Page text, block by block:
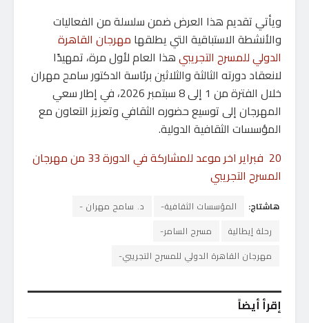
ويأتي تقديم هذا العرض ضمن سلسلة من الفعاليات
والأنشطة الاستباقية التي يطلقها مهرجان القاهرة
الدولي للمسرح التجريبيهذا العام لأول مرة، تمهيدًا
لانعقاد دورته الثالثة والثلاثين برئاسة الدكتور سامح مهران
خلال الفترة من 1 إلى 8 سبتمبر 2026، في إطار سعي
المهرجان إلى توسيع حضوره الثقافي وتعزيز التعاون مع
المؤسسات الثقافية الدولية.
20 فبراير اخر موعد للمشاركة في الدورة 33 من مهرجان
المسرح التجريبي
هاشتاج: المؤسسات الثقافية-
د. سامح مهران -
رحلة إيطالية
مسرح السامر-
مهرجان القاهرة الدولي للمسرح التجريبي-
إقرأ أيضاً